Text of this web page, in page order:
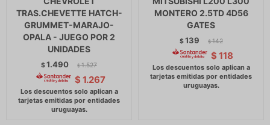
TRAS.CHEVETTE HATCH-
GRUMMET-MARAJO-
OPALA - JUEGO POR 2
UNIDADES
$1.490 $ 1.527
$ 1.267
MONTERO 2.5TD 4D56
GATES
$139 $ 142
$ 118